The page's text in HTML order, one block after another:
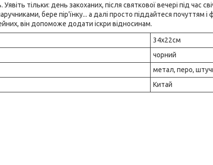
тільки: день закоханих, після святкової вечері під час
бере пір'їнку... а далі просто піддайтеся почуттям
він допоможе додати іскри відносинам.
34х22см
чорний
метал, перо,
Китай